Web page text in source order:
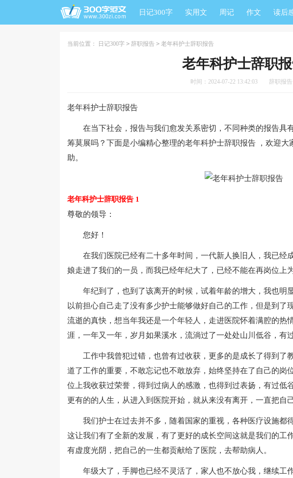
日记300字 实用文 周记 作文 读后
当前位置： 日记300字 > 辞职报告 > 老年科护士辞职报告
老年科护士辞职
时间：2024-07-22 13:42:03 辞职报告
老年科护士辞职报告
在当下社会，报告与我们愈发关系密切，不同种类的报告具
筹莫展吗？下面是小编精心整理的老年科护士辞职报告 ，欢迎
助。
老年科护士辞职报告 1
尊敬的领导：
您好！
在我们医院已经有二十多年时间，一代新人换旧人，我已经
娘走进了我们的一员，而我已经年纪大了，已经不能在再岗位上
年纪到了，也到了该离开的时候，试着年龄的增大，我也明显
以前担心自己走了没有多少护士能够做好自己的工作，但是到了
流逝的真快，想当年我还是一个年轻人，走进医院怀着满腔的热
涯，一年又一年，岁月如果溪水，流淌过了一处处山川低谷，有
工作中我曾犯过错，也曾有过收获，更多的是成长了得到了
道了工作的重要，不敢忘记也不敢放弃，始终坚持在了自己的岗
位上我收获过荣誉，得到过病人的感激，也得到过表扬，有过低
更有的的人生，从进入到医院开始，就从来没有离开，一直把自
我们护士在过去并不多，随着国家的重视，各种医疗设施都得
这让我们有了全新的发展，有了更好的成长空间这就是我们的工
有虚度光阴，把自己的一生都贡献给了医院，去帮助病人。
年级大了，手脚也已经不灵活了，家人也不放心我，继续工